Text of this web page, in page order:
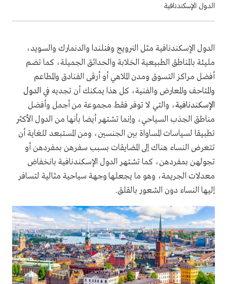
الدول الإسكندنافية
الدول الإسكندنافية مثل النرويج وفنلندا والدنمارك والسويد،
مليئة بالمناطق الطبيعية الخلابة والحدائق الجميلة، كما تضم
أفضل مراكز التسوق ومدن الملاهي أو أرقى الفنادق والمطاعم
والمتاحف والمعارض والفنية، كل هذا يمكنك أن تجديه في الدول
الإسكندنافية، والتي لا توفر فقط مجموعة من أجمل وأفضل
مناطق الجذب السياحي، وإنما تشتهر أيضا بأنها من الدول الأكثر
تطبيقا لسياسات المساواة بين الجنسين، ومن المستبعد للغاية أن
تتعرض النساء هناك إلى المضايقات بسبب سفرهن بمفردهن أو
تجولهن بمفردهن، كما تشتهر الدول الإسكندنافية بانخفاض
معدلات الجريمة، وهو ما يجعلها وجهة سياحية مثالية لتسافر
إليها النساء دون الشعور بالقلق.